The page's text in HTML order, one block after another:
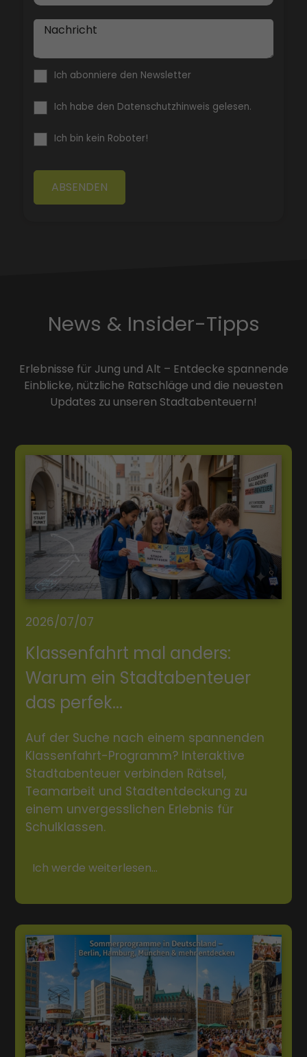
Nachricht
Ich abonniere den Newsletter
Ich habe den Datenschutzhinweis gelesen.
Ich bin kein Roboter!
ABSENDEN
News & Insider-Tipps
Erlebnisse für Jung und Alt – Entdecke spannende
Einblicke, nützliche Ratschläge und die neuesten
Updates zu unseren Stadtabenteuern!
2026/07/07
Klassenfahrt mal anders:
Warum ein Stadtabenteuer
das perfek...
Auf der Suche nach einem spannenden
Klassenfahrt-Programm? Interaktive
Stadtabenteuer verbinden Rätsel,
Teamarbeit und Stadtentdeckung zu
einem unvergesslichen Erlebnis für
Schulklassen.
Ich werde weiterlesen...